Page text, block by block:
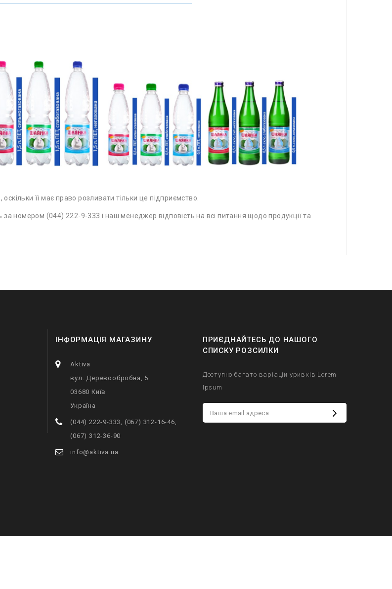
її має право розливати тільки це підприємство.
номером (044) 222-9-333 і наш менеджер відповість на всі питання щодо продукції та
ІНФОРМАЦІЯ МАГАЗИНУ
Aktiva
вул. Деревообробна, 5
03680 Київ
Україна
(044) 222-9-333, (067) 312-16-46,
(067) 312-36-90
info@aktiva.ua
ПРИЄДНАЙТЕСЬ ДО НАШОГО
СПИСКУ РОЗСИЛКИ
Доступно багато варіацій уривків Lorem
Ipsum